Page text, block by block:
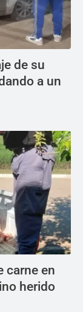
de su
a un
carne en
herido